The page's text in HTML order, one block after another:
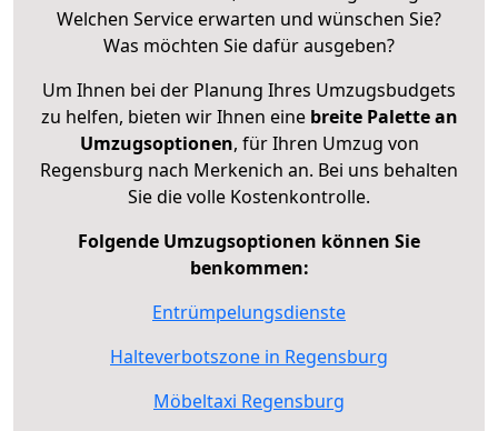
Welchen Service erwarten und wünschen Sie?
Was möchten Sie dafür ausgeben?
Um Ihnen bei der Planung Ihres Umzugsbudgets
zu helfen, bieten wir Ihnen eine breite Palette an
Umzugsoptionen, für Ihren Umzug von
Regensburg nach Merkenich an. Bei uns behalten
Sie die volle Kostenkontrolle.
Folgende Umzugsoptionen können Sie
benkommen:
Entrümpelungsdienste
Halteverbotszone in Regensburg
Möbeltaxi Regensburg